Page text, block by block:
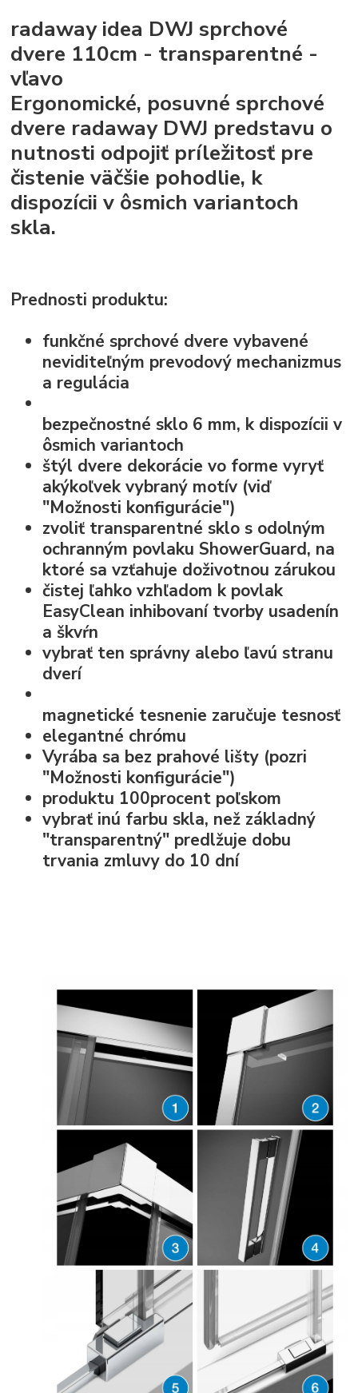
radaway idea DWJ sprchové
dvere 110cm - transparentné -
vľavo
Ergonomické, posuvné sprchové
dvere radaway DWJ predstavu o
nutnosti odpojiť príležitosť pre
čistenie väčšie pohodlie, k
dispozícii v ôsmich variantoch
skla.
Prednosti produktu:
funkčné sprchové dvere vybavené
neviditeľným prevodový mechanizmus
a regulácia
bezpečnostné sklo 6 mm, k dispozícii v
ôsmich variantoch
štýl dvere dekorácie vo formevyryť
akýkoľvek vybraný motív (viď
"Možnosti konfigurácie")
zvoliť transparentné sklo s odolným
ochranným povlaku ShowerGuard, na
ktoré sa vzťahuje doživotnou zárukou
čistej ľahko vzhľadom k povlak
EasyClean inhibovaní tvorby usadenín
a škvŕn
vybrať ten správny alebo ľavú stranu
dverí
magnetické tesnenie zaručuje tesnosť
elegantné chrómu
Vyrába sa bez prahové lišty (pozri
"Možnosti konfigurácie")
produktu 100procent poľskom
vybrať inú farbu skla, než základný
"transparentný" predlžuje dobu
trvania zmluvy do 10 dní